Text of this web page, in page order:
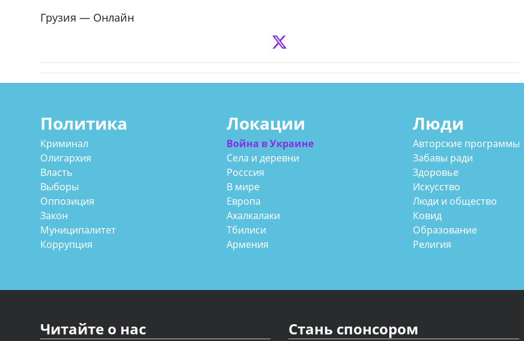
Грузия — Онлайн
Политика
Криминал
Олигархия
Власть
Выборы
Оппозиция
Закон
Муниципалитет
Коррупция
Локации
Война в Украине
Села и деревни
Росссия
В мире
Европа
Ахалкалаки
Тбилиси
Армения
Люди
Авторские программы
Забавы ради
Здоровье
Искусство
Люди и общество
Ковид
Образование
Религия
Читайте о нас Стань спонсором